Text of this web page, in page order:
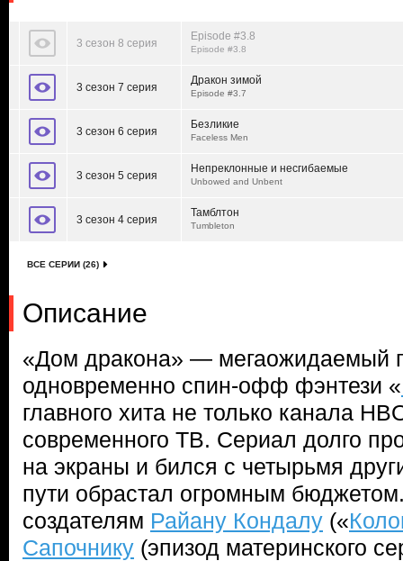
3 сезон 8 серия
Episode #3.8
Episode #3.8
3 сезон 7 серия
Дракон зимой
Episode #3.7
3 сезон 6 серия
Безликие
Faceless Men
3 сезон 5 серия
Непреклонные и несгибаемые
Unbowed and Unbent
3 сезон 4 серия
Тамблтон
Tumbleton
ВСЕ СЕРИИ (26)
Описание
«Дом дракона» — мегаожидаемый
одновременно спин-офф фэнтези «
главного хита не только канала
современного ТВ. Сериал долго
на экраны и бился с четырьмя
пути обрастал огромным
создателям Райану Кондалу («
Сапочнику (эпизод материнского